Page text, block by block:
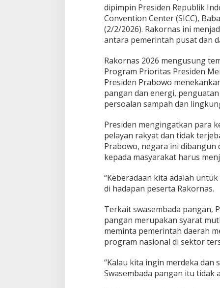
n
g
a
b
d
a
n
k
e
p
a
a
R
a
k
y
t
dipimpin Presiden Republik
Convention Center (SICC),
(2/2/2026). Rakornas ini
antara pemerintah pusat dan
Rakornas 2026 mengusung
Program Prioritas Presiden
Presiden Prabowo
pangan dan energi,
persoalan sampah dan
Presiden mengingatkan para
pelayan rakyat dan tidak
Prabowo, negara ini
kepada masyarakat harus
“Keberadaan kita adalah
di hadapan peserta Rakornas.
Terkait swasembada pangan,
pangan merupakan syarat
meminta pemerintah daerah
program nasional di sektor
“Kalau kita ingin merdeka
Swasembada pangan itu tidak